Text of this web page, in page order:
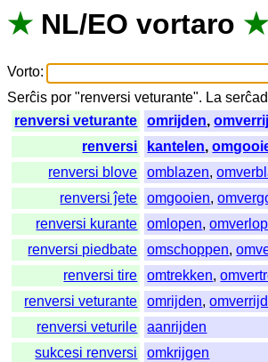
★ NL/EO vortaro ★
Vorto:
Serĉis por "renversi veturante". La
renversi veturante
omrijden,
renversi
kantelen,
renversi blove
omblazen,
renversi ĵete
omgooien,
renversi kurante
omlopen,
renversi piedbate
omschoppen,
renversi tire
omtrekken,
renversi veturante
omrijden,
renversi veturile
aanrijden
sukcesi renversi
omkrijgen